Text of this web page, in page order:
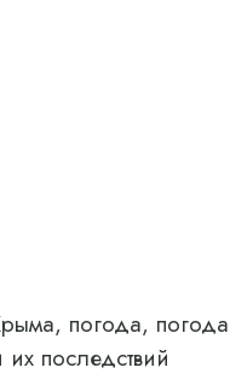
погода,
последствий